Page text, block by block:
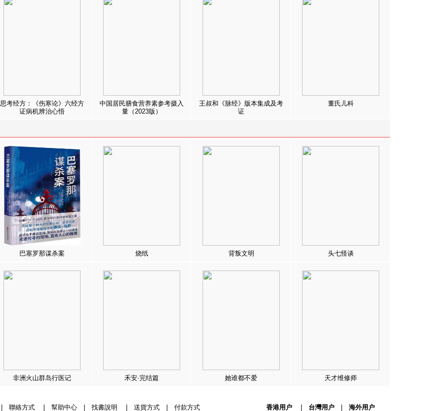
思考经方：《伤寒论》六经方
证病机辨治心悟
中国居民膳食营养素参考摄入
量（2023版）
王叔和《脉经》版本集成及考
证
董氏儿科
巴塞罗那谋杀案 烧纸 背叛文明 头七怪谈
非洲火山群岛行医记 禾安·完结篇 她谁都不爱 天才维修师
聯絡方式| 幫助中心| 找書說明 送貨方式| 付款方式 香港用户| 台灣用户| 海外用户